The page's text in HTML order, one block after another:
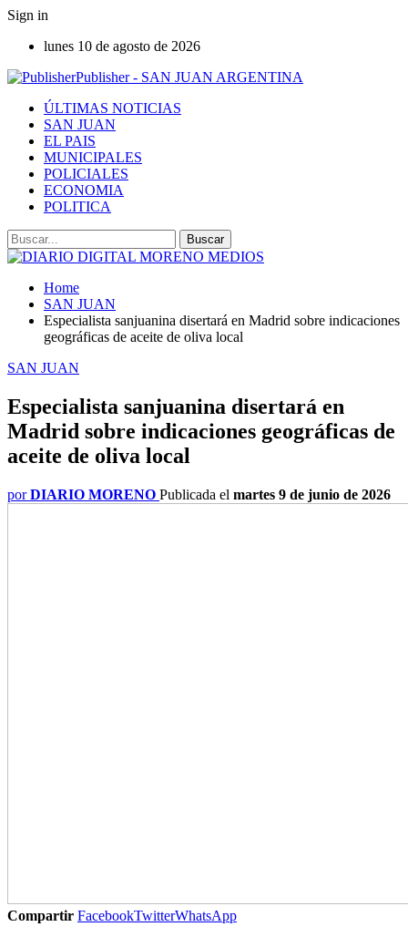
Sign in
lunes 10 de agosto de 2026
Publisher - SAN JUAN ARGENTINA
ÚLTIMAS NOTICIAS
SAN JUAN
EL PAIS
MUNICIPALES
POLICIALES
ECONOMIA
POLITICA
Home
SAN JUAN
Especialista sanjuanina disertará en Madrid sobre indicaciones
geográficas de aceite de oliva local
SAN JUAN
Especialista sanjuanina disertará en
Madrid sobre indicaciones geográficas de
aceite de oliva local
porDIARIO MORENO Publicada el martes 9 de junio de 2026
Compartir FacebookTwitterWhatsApp